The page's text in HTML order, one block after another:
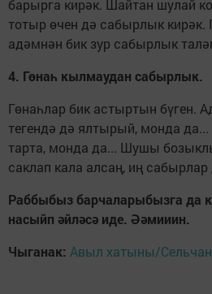
барырга кирәк. Шайтан шулай
тотыр өчен дә сабырлык кирәк.
адәмнән бик зур сабырлык
4. Гөнаһ кылмаудан сабырлык.
Гөнаһлар бик астыртын бүген.
тегендә дә ялтырый, монда да...
тарта, монда да... Шушы
саклап кала алсаң, иң
Раббыбыз барчаларыбызга да
насыйп әйләсә иде. Әәмииин.
Чыганак: Авыл хатыны/